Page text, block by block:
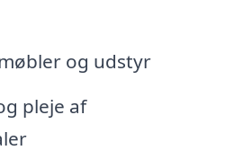
og udstyr
pleje af